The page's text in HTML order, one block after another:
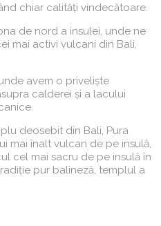
chiar calități vindecătoare.
de nord a insulei, unde ne
mai activi vulcani din Bali,
avem o priveliște
calderei și a lacului
deosebit din Bali, Pura
mai înalt vulcan de pe insulă,
cel mai sacru de pe insulă în
pur balineză, templul a